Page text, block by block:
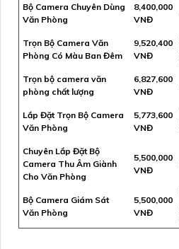
Bộ Camera Chuyên Dùng
Văn Phòng
8,400,000
VNĐ
Trọn Bộ Camera Văn
Phòng Có Màu Ban Đêm
9,520,400
VNĐ
Trọn bộ camera văn
phòng chất lượng
6,827,600
VNĐ
Lắp Đặt Trọn Bộ Camera
Văn Phòng
5,773,600
VNĐ
Chuyên Lắp Đặt Bộ
Camera Thu Âm Giành
Cho Văn Phòng
5,500,000
VNĐ
Bộ Camera Giám Sát
Văn Phòng
5,500,000
VNĐ